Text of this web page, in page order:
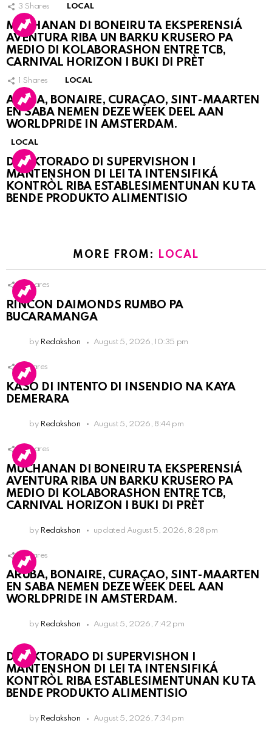
3 Shares LOCAL
MUCHANAN DI BONEIRU TA EKSPERENSIÁ
AVENTURA RIBA UN BARKU KRUSERO PA
MEDIO DI KOLABORASHON ENTRE TCB,
CARNIVAL HORIZON I BUKI DI PRÈT
Shares LOCAL
ARUBA, BONAIRE, CURAÇAO, SINT-MAARTEN
EN SABA NEMEN DEZE WEEK DEEL AAN
WORLDPRIDE IN AMSTERDAM.
LOCAL
DIREKTORADO DI SUPERVISHON I
MANTENSHON DI LEI TA INTENSIFIKÁ
KONTRÒL RIBA ESTABLESIMENTUNAN KU TA
BENDE PRODUKTO ALIMENTISIO
MORE FROM: LOCAL
Shares
RINCON DAIMONDS RUMBO PA
BUCARAMANGA
by Redakshon August 5, 2026, 10:35 pm
Shares
KASO DI INTENTO DI INSENDIO NA KAYA
DEMERARA
by Redakshon August 5, 2026, 8:44 pm
Shares
MUCHANAN DI BONEIRU TA EKSPERENSIÁ
AVENTURA RIBA UN BARKU KRUSERO PA
MEDIO DI KOLABORASHON ENTRE TCB,
CARNIVAL HORIZON I BUKI DI PRÈT
by Redakshon updated August 5, 2026, 8:28 pm
Shares
ARUBA, BONAIRE, CURAÇAO, SINT-MAARTEN
EN SABA NEMEN DEZE WEEK DEEL AAN
WORLDPRIDE IN AMSTERDAM.
by Redakshon August 5, 2026, 7:42 pm
DIREKTORADO DI SUPERVISHON I
MANTENSHON DI LEI TA INTENSIFIKÁ
KONTRÒL RIBA ESTABLESIMENTUNAN KU TA
BENDE PRODUKTO ALIMENTISIO
by Redakshon August 5, 2026, 7:34 pm